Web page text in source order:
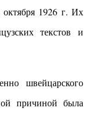
октября 1926 г. Их
текстов и
швейцарского
причиной была